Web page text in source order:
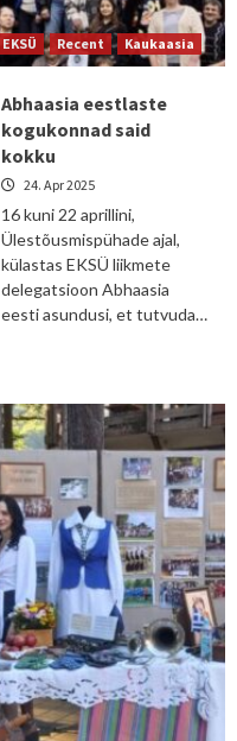
EKSÜ Recent Kaukaasia
Abhaasia eestlaste
kogukonnad said
kokku
24. Apr 2025
16 kuni 22 aprillini,
Ülestõusmispühade ajal,
külastas EKSÜ liikmete
delegatsioon Abhaasia
eesti asundusi, et tutvuda…